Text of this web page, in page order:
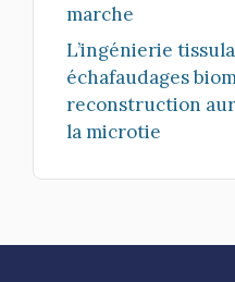
marche
L’ingénierie
échafaudages
reconstruction
la microtie